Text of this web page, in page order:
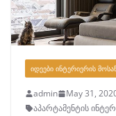
ᲘᲓᲔᲔᲑᲘ ᲘᲜᲢᲔᲠᲘᲔᲠᲘᲡ
admin
May 31,
აპარტამენტის